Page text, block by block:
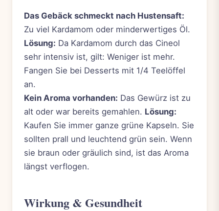
Das Gebäck schmeckt nach Hustensaft:
Zu viel Kardamom oder minderwertiges Öl.
Lösung: Da Kardamom durch das Cineol
sehr intensiv ist, gilt: Weniger ist mehr.
Fangen Sie bei Desserts mit 1/4 Teelöffel
an.
Kein Aroma vorhanden: Das Gewürz ist zu
alt oder war bereits gemahlen. Lösung:
Kaufen Sie immer ganze grüne Kapseln. Sie
sollten prall und leuchtend grün sein. Wenn
sie braun oder gräulich sind, ist das Aroma
längst verflogen.
Wirkung & Gesundheit